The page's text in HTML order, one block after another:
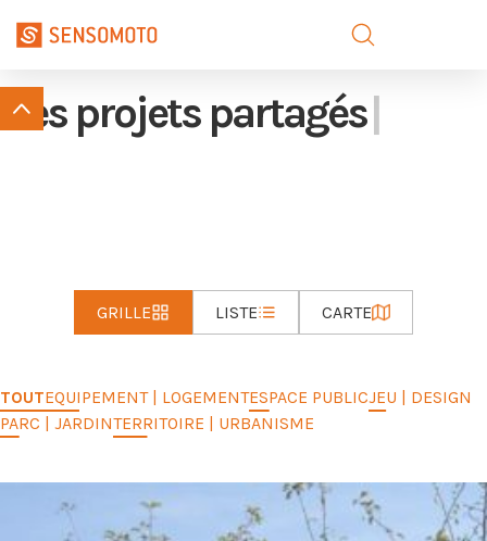
Des projets pour les
GRILLE LISTE CARTE
TOUTEQUIPEMENT | LOGEMENTESPACE PUBLICJEU | DESIGN
PARC | JARDINTERRITOIRE | URBANISME